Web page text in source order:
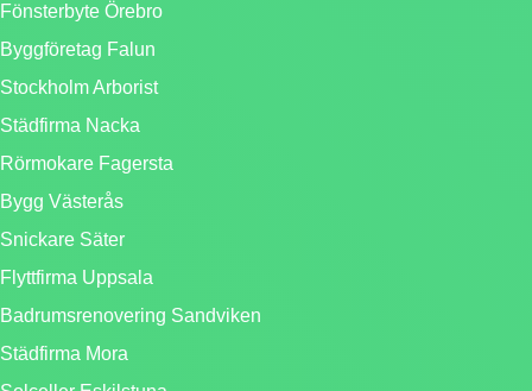
Fönsterbyte Örebro
Byggföretag Falun
Stockholm Arborist
Städfirma Nacka
Rörmokare Fagersta
Bygg Västerås
Snickare Säter
Flyttfirma Uppsala
Badrumsrenovering Sandviken
Städfirma Mora